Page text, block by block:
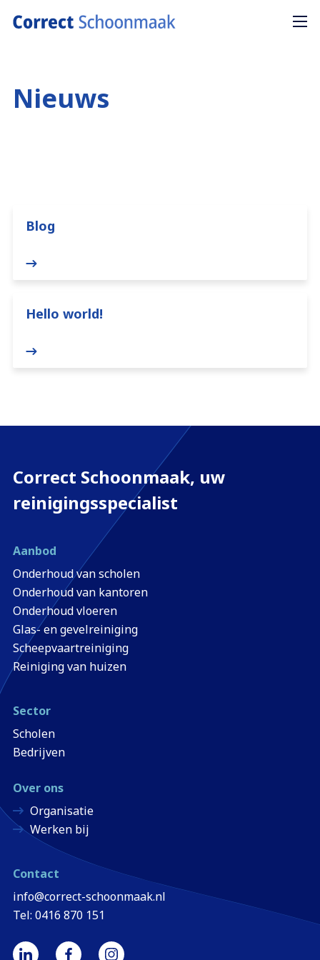
Nieuws
Blog
Hello world!
Correct Schoonmaak, uw
reinigingsspecialist
Aanbod
Onderhoud van scholen
Onderhoud van kantoren
Onderhoud vloeren
Glas- en gevelreiniging
Scheepvaartreiniging
Reiniging van huizen
Sector
Scholen
Bedrijven
Over ons
Organisatie
Werken bij
Contact
info@correct-schoonmaak.nl
Tel: 0416 870 151